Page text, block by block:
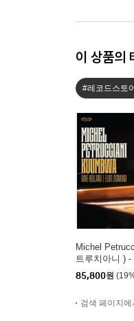
이 상품의
#레코드스토
Michel
트루치아니 )
LP]
85,800원
검색 페이지